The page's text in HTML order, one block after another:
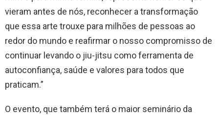
vieram antes de nós, reconhecer a transformação
que essa arte trouxe para milhões de pessoas ao
redor do mundo e reafirmar o nosso compromisso de
continuar levando o jiu-jitsu como ferramenta de
autoconfiança, saúde e valores para todos que
praticam.”
O evento, que também terá o maior seminário da